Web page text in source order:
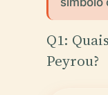
Q1:
Peyrou?